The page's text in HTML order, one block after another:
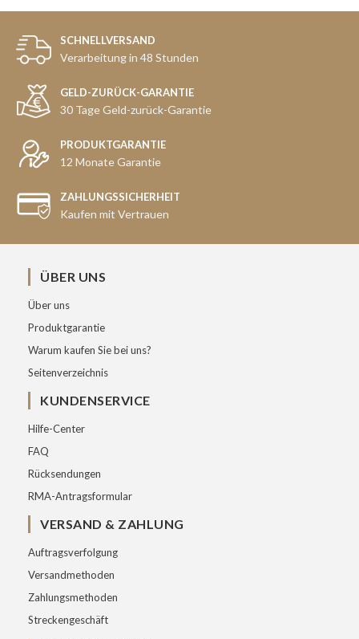
SCHNELLVERSAND
Verarbeitung in 48 Stunden
GELD-ZURÜCK-GARANTIE
30 Tage Geld-zurück-Garantie
PRODUKTGARANTIE
12 Monate Garantie
ZAHLUNGSSICHERHEIT
Kaufen mit Vertrauen
ÜBER UNS
Über uns
Produktgarantie
Warum kaufen Sie bei uns?
Seitenverzeichnis
KUNDENSERVICE
Hilfe-Center
FAQ
Rücksendungen
RMA-Antragsformular
VERSAND & ZAHLUNG
Auftragsverfolgung
Versandmethoden
Zahlungsmethoden
Streckengeschäft